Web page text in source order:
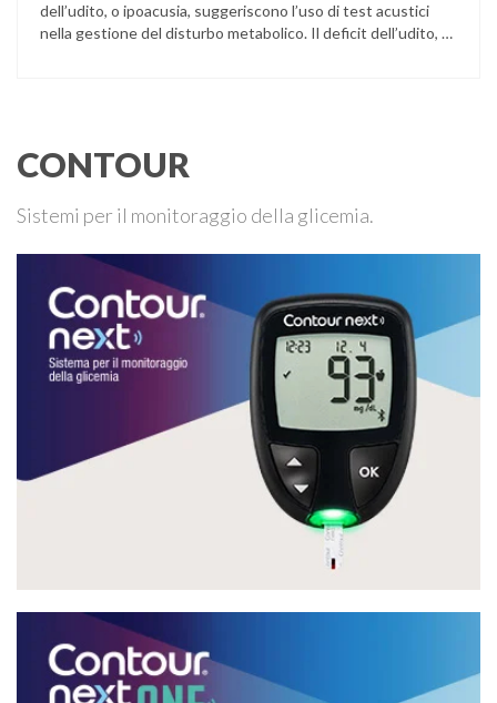
dell’udito, o ipoacusia, suggeriscono l’uso di test acustici
nella gestione del disturbo metabolico. Il deficit dell’udito, o
CONTOUR
Sistemi per il monitoraggio della glicemia.